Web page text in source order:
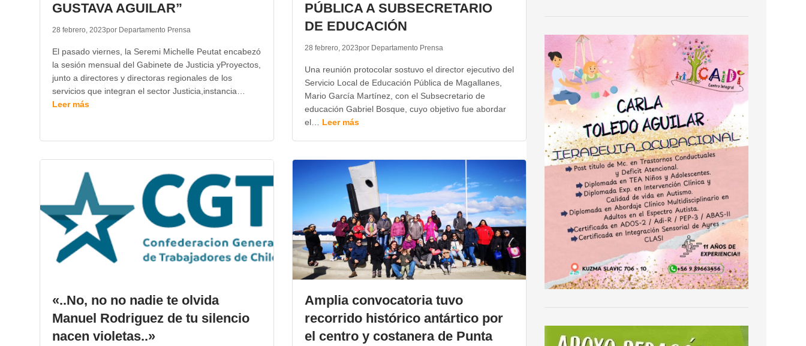
GUSTAVA AGUILAR”
28 febrero, 2023por Departamento Prensa
El pasado viernes, la Seremi Michelle Peutat encabezó
la sesión mensual del Gabinete de Justicia yProyectos,
junto a directores y directoras regionales de los
servicios que integran el sector Justicia,instancia…
Leer más
PÚBLICA A SUBSECRETARIO
DE EDUCACIÓN
28 febrero, 2023por Departamento Prensa
Una reunión protocolar sostuvo el director ejecutivo del
Servicio Local de Educación Pública de Magallanes,
Mario García Martínez, con el Subsecretario de
educación Gabriel Bosque, cuyo objetivo fue abordar
el… Leer más
«..No, no no nadie te olvida
Manuel Rodriguez de tu silencio
nacen violetas..»
Amplia convocatoria tuvo
recorrido histórico antártico por
el centro y costanera de Punta